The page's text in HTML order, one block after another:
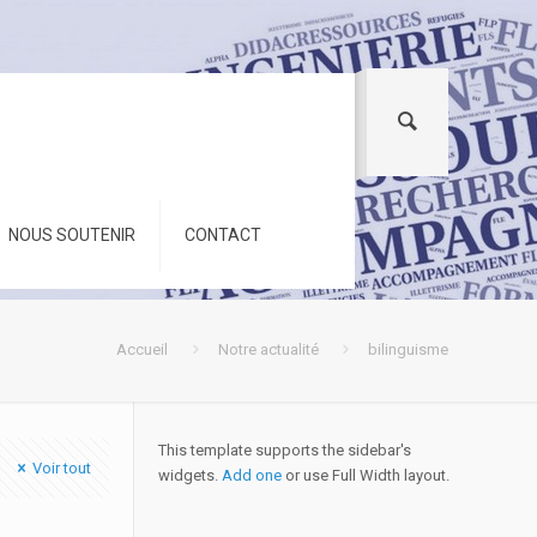
NOUS SOUTENIR CONTACT
Accueil Notre actualité bilinguisme
Voir tout
This template supports the sidebar's
widgets. Add oneor use Full Width layout.